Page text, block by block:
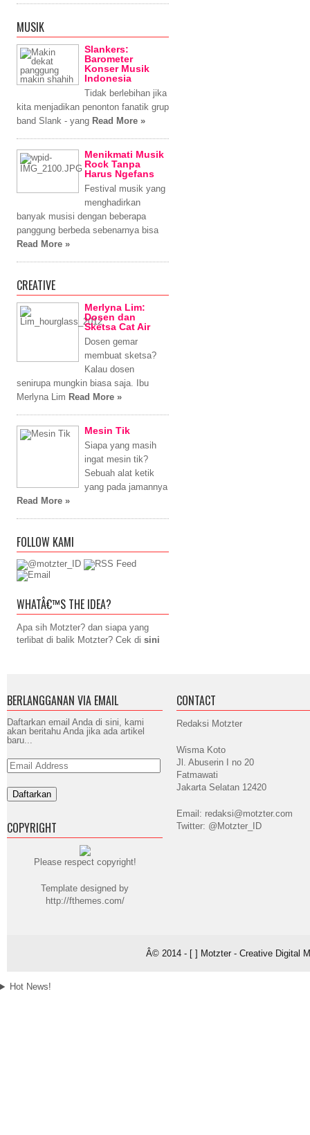
MUSIK
Slankers:
Barometer
Konser Musik
Indonesia
Tidak berlebihan jika
kita menjadikan penonton fanatik grup
band Slank - yang Read More »
Menikmati Musik
Rock Tanpa
Harus Ngefans
Festival musik yang
menghadirkan
banyak musisi dengan beberapa
panggung berbeda sebenarnya bisa
Read More »
CREATIVE
Merlyna Lim:
Dosen dan
Sketsa Cat Air
Dosen gemar
membuat sketsa?
Kalau dosen
senirupa mungkin biasa saja. Ibu
Merlyna Lim Read More »
Mesin Tik
Siapa yang masih
ingat mesin tik?
Sebuah alat ketik
yang pada jamannya
Read More »
FOLLOW KAMI
WHATÂ€™S THE IDEA?
Apa sih Motzter? dan siapa yang
terlibat di balik Motzter? Cek di sini
BERLANGGANAN VIA EMAIL
Daftarkan email Anda di sini, kami
akan beritahu Anda jika ada artikel
baru...
Email
Address
COPYRIGHT
Please respect copyright!
Template designed by
http://fthemes.com/
CONTACT
Redaksi Motzter
Wisma Koto
Jl. Abuserin I no 20
Fatmawati
Jakarta Selatan 12420
Email: redaksi@motzter.com
Twitter: @Motzter_ID
Â© 2014 - [ ] Motzter - Creative Digital
Hot News!